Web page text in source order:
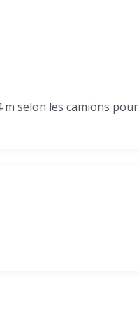
selon les camions pour